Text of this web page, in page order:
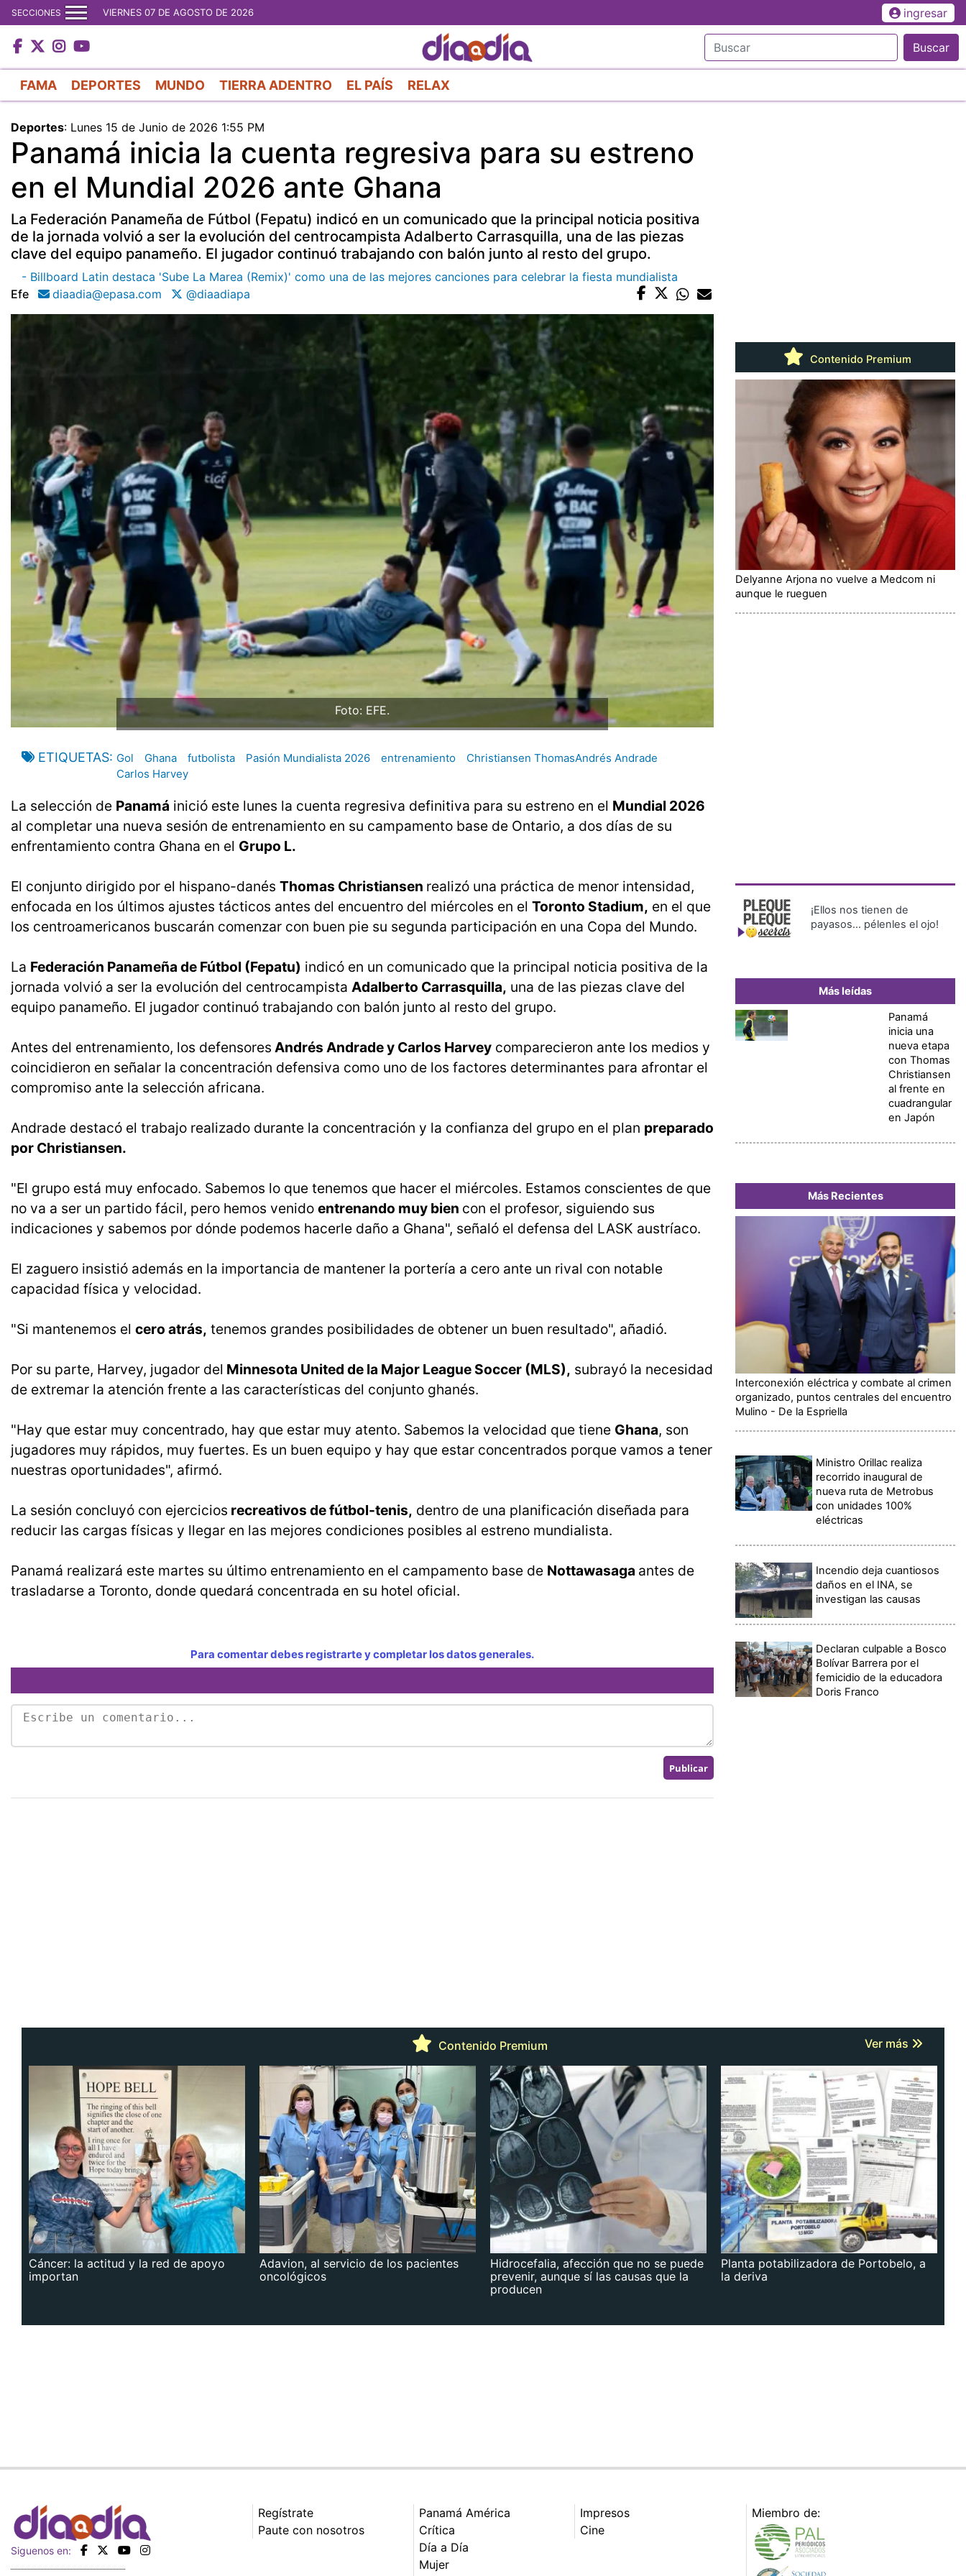
al
contenido
principal
SECCIONES VIERNES 07 DE AGOSTO DE 2026 ingresar
Buscar
FAMA DEPORTES MUNDO TIERRA ADENTRO EL PAÍS RELAX
Deportes: Lunes 15 de Junio de 2026 1:55 PM
Panamá inicia la cuenta regresiva para su estreno
en el Mundial 2026 ante Ghana
La Federación Panameña de Fútbol (Fepatu) indicó en un comunicado que la principal noticia positiva
de la jornada volvió a ser la evolución del centrocampista Adalberto Carrasquilla, una de las piezas
clave del equipo panameño. El jugador continuó trabajando con balón junto al resto del grupo.
- Billboard Latin destaca 'Sube La Marea (Remix)' como una de las mejores canciones para celebrar la fiesta mundialista
Efe
diaadia@epasa.com @diaadiapa
Foto: EFE.
ETIQUETAS Gol Ghana futbolista Pasión Mundialista 2026 entrenamiento
Christiansen ThomasAndrés Andrade
Carlos Harvey
La selección de Panamá inició este lunes la cuenta regresiva definitiva para su estreno en el Mundial 2026
al completar una nueva sesión de entrenamiento en su campamento base de Ontario, a dos días de su
enfrentamiento contra Ghana en el Grupo L.
El conjunto dirigido por el hispano-danés Thomas Christiansen realizó una práctica de menor intensidad,
enfocada en los últimos ajustes tácticos antes del encuentro del miércoles en el Toronto Stadium, en el que
los centroamericanos buscarán comenzar con buen pie su segunda participación en una Copa del Mundo.
La Federación Panameña de Fútbol (Fepatu) indicó en un comunicado que la principal noticia positiva de la
jornada volvió a ser la evolución del centrocampista Adalberto Carrasquilla, una de las piezas clave del
equipo panameño. El jugador continuó trabajando con balón junto al resto del grupo.
Antes del entrenamiento, los defensores Andrés Andrade y Carlos Harvey comparecieron ante los medios y
coincidieron en señalar la concentración defensiva como uno de los factores determinantes para afrontar el
compromiso ante la selección africana.
Andrade destacó el trabajo realizado durante la concentración y la confianza del grupo en el plan preparado
por Christiansen.
"El grupo está muy enfocado. Sabemos lo que tenemos que hacer el miércoles. Estamos conscientes de que
no va a ser un partido fácil, pero hemos venido entrenando muy bien con el profesor, siguiendo sus
indicaciones y sabemos por dónde podemos hacerle daño a Ghana", señaló el defensa del LASK austríaco.
El zaguero insistió además en la importancia de mantener la portería a cero ante un rival con notable
capacidad física y velocidad.
"Si mantenemos el cero atrás, tenemos grandes posibilidades de obtener un buen resultado", añadió.
Por su parte, Harvey, jugador del Minnesota United de la Major League Soccer (MLS), subrayó la necesidad
de extremar la atención frente a las características del conjunto ghanés.
"Hay que estar muy concentrado, hay que estar muy atento. Sabemos la velocidad que tiene Ghana, son
jugadores muy rápidos, muy fuertes. Es un buen equipo y hay que estar concentrados porque vamos a tener
nuestras oportunidades", afirmó.
La sesión concluyó con ejercicios recreativos de fútbol-tenis, dentro de una planificación diseñada para
reducir las cargas físicas y llegar en las mejores condiciones posibles al estreno mundialista.
Panamá realizará este martes su último entrenamiento en el campamento base de Nottawasaga antes de
trasladarse a Toronto, donde quedará concentrada en su hotel oficial.
Para comentar debes registrarte y completar los datos generales.
Contenido Premium
Delyanne Arjona no vuelve a Medcom ni
aunque le rueguen
¡Ellos nos tienen de
payasos… pélenles el ojo!
Más leídas
Panamá
inicia una
nueva etapa
con Thomas
Christiansen
al frente en
cuadrangular
en Japón
Más Recientes
Interconexión eléctrica y combate al crimen
organizado, puntos centrales del encuentro
Mulino - De la Espriella
Ministro Orillac realiza
recorrido inaugural de
nueva ruta de Metrobus
con unidades 100%
eléctricas
Incendio deja cuantiosos
daños en el INA, se
investigan las causas
Declaran culpable a Bosco
Bolívar Barrera por el
femicidio de la educadora
Doris Franco
Contenido Premium Ver más
Cáncer: la actitud y la red de apoyo
importan
Adavion, al servicio de los pacientes
oncológicos
Hidrocefalia, afección que no se puede
prevenir, aunque sí las causas que la
producen
Planta potabilizadora de Portobelo, a
la deriva
Siguenos en:
Regístrate
Paute con nosotros
Panamá América
Crítica
Día a Día
Mujer
Impresos
Cine
Miembro de: